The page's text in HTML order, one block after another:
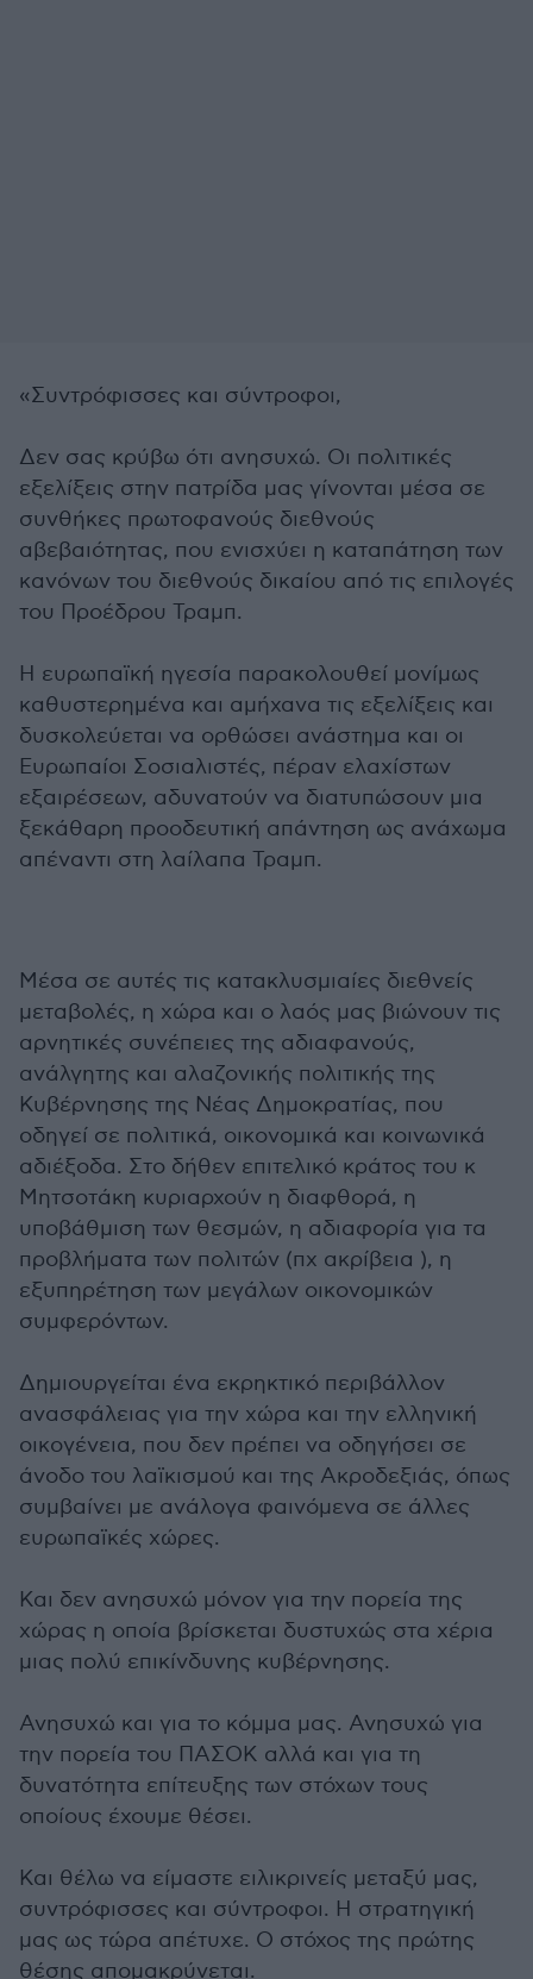
«Συντρόφισσες και σύντροφοι,
Δεν σας κρύβω ότι ανησυχώ. Οι πολιτικές
εξελίξεις στην πατρίδα μας γίνονται μέσα σε
συνθήκες πρωτοφανούς διεθνούς
αβεβαιότητας, που ενισχύει η καταπάτηση των
κανόνων του διεθνούς δικαίου από τις επιλογές
του Προέδρου Τραμπ.
Η ευρωπαϊκή ηγεσία παρακολουθεί μονίμως
καθυστερημένα και αμήχανα τις εξελίξεις και
δυσκολεύεται να ορθώσει ανάστημα και οι
Ευρωπαίοι Σοσιαλιστές, πέραν ελαχίστων
εξαιρέσεων, αδυνατούν να διατυπώσουν μια
ξεκάθαρη προοδευτική απάντηση ως ανάχωμα
απέναντι στη λαίλαπα Τραμπ.
Μέσα σε αυτές τις κατακλυσμιαίες διεθνείς
μεταβολές, η χώρα και ο λαός μας βιώνουν τις
αρνητικές συνέπειες της αδιαφανούς,
ανάλγητης και αλαζονικής πολιτικής της
Κυβέρνησης της Νέας Δημοκρατίας, που
οδηγεί σε πολιτικά, οικονομικά και κοινωνικά
αδιέξοδα. Στο δήθεν επιτελικό κράτος του κ
Μητσοτάκη κυριαρχούν η διαφθορά, η
υποβάθμιση των θεσμών, η αδιαφορία για τα
προβλήματα των πολιτών (πχ ακρίβεια ), η
εξυπηρέτηση των μεγάλων οικονομικών
συμφερόντων.
Δημιουργείται ένα εκρηκτικό περιβάλλον
ανασφάλειας για την χώρα και την ελληνική
οικογένεια, που δεν πρέπει να οδηγήσει σε
άνοδο του λαϊκισμού και της Ακροδεξιάς, όπως
συμβαίνει με ανάλογα φαινόμενα σε άλλες
ευρωπαϊκές χώρες.
Και δεν ανησυχώ μόνον για την πορεία της
χώρας η οποία βρίσκεται δυστυχώς στα χέρια
μιας πολύ επικίνδυνης κυβέρνησης.
Ανησυχώ και για το κόμμα μας. Ανησυχώ για
την πορεία του ΠΑΣΟΚ αλλά και για τη
δυνατότητα επίτευξης των στόχων τους
οποίους έχουμε θέσει.
Και θέλω να είμαστε ειλικρινείς μεταξύ μας,
συντρόφισσες και σύντροφοι. Η στρατηγική
μας ως τώρα απέτυχε. Ο στόχος της πρώτης
θέσης απομακρύνεται.